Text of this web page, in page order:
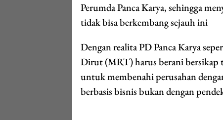
Perumda Panca Karya, sehingga
tidak bisa berkembang sejauh ini
Dengan realita PD Panca Karya
Dirut (MRT) harus berani bersikap
untuk membenahi perusahan
berbasis bisnis bukan dengan